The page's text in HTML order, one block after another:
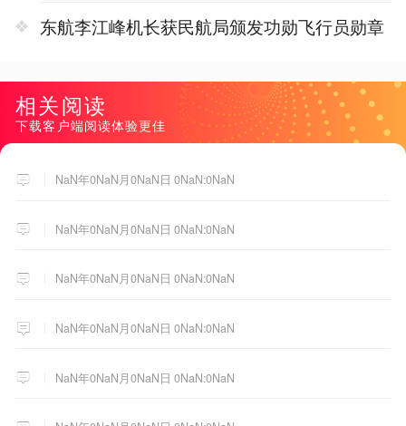
东航李江峰机长获民航局颁发功勋飞行员勋章
相关阅读
下载客户端阅读体验更佳
NaN年0NaN月0NaN日 0NaN:0NaN
NaN年0NaN月0NaN日 0NaN:0NaN
NaN年0NaN月0NaN日 0NaN:0NaN
NaN年0NaN月0NaN日 0NaN:0NaN
NaN年0NaN月0NaN日 0NaN:0NaN